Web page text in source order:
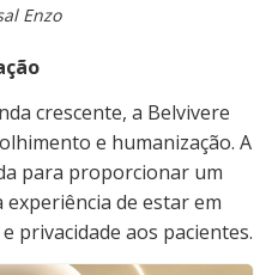
Enzo
crescente, a Belvivere
e humanização. A
para proporcionar um
de estar em
privacidade aos pacientes.